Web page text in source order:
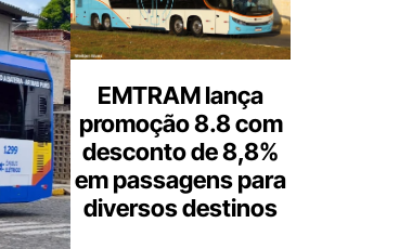
EMTRAM lança
promoção 8.8 com
desconto de 8,8%
em passagens para
diversos destinos
e-
mail